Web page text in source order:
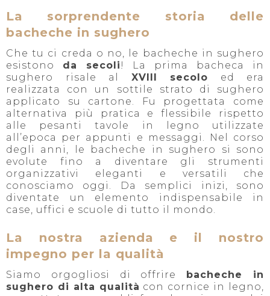
La sorprendente storia delle
bacheche in sughero
Che tu ci creda o no, le bacheche in sughero
esistono da secoli! La prima bacheca in
sughero risale al XVIII secolo ed era
realizzata con un sottile strato di sughero
applicato su cartone. Fu progettata come
alternativa più pratica e flessibile rispetto
alle pesanti tavole in legno utilizzate
all’epoca per appunti e messaggi. Nel corso
degli anni, le bacheche in sughero si sono
evolute fino a diventare gli strumenti
organizzativi eleganti e versatili che
conosciamo oggi. Da semplici inizi, sono
diventate un elemento indispensabile in
case, uffici e scuole di tutto il mondo.
La nostra azienda e il nostro
impegno per la qualità
Siamo orgogliosi di offrire
bacheche in
sughero di alta qualità con cornice in legno,